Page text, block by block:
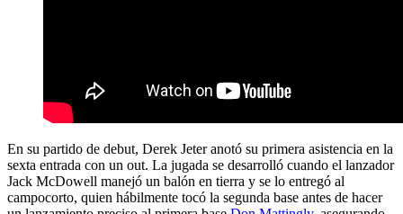
En su partido de debut, Derek Jeter anotó su primera asistencia en la
sexta entrada con un out. La jugada se desarrolló cuando el lanzador
Jack McDowell manejó un balón en tierra y se lo entregó al
campocorto, quien hábilmente tocó la segunda base antes de hacer